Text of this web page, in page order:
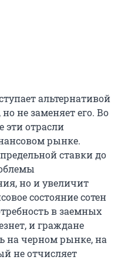
альтернативой
не заменяет его. Во
отрасли
рынке.
ставки до
но и увеличит
состояние сотен
в заемных
и граждане
на черном рынке, на
не отчисляет